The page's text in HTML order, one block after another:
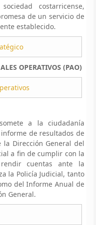
costarricense,
de un servicio de
establecido.
OPERATIVOS (PAO)
a la ciudadanía
de resultados de
Dirección General del
a fin de cumplir con la
cuentas ante la
la Policía Judicial, tanto
del Informe Anual de
General.